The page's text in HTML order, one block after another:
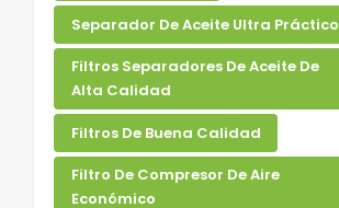
Separador De Aceite Ultra Práctico
Filtros Separadores De Aceite De
Alta Calidad
Filtros De Buena Calidad
Filtro De Compresor De Aire
Económico